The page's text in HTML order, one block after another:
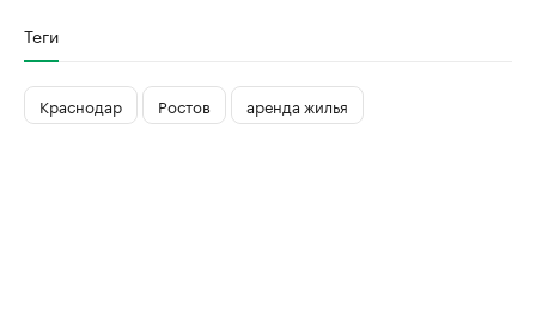
Теги
Краснодар Ростов аренда жилья